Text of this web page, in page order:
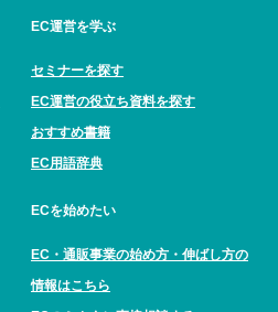
EC運営を学ぶ
セミナーを探す
EC運営の役立ち資料を探す
おすすめ書籍
EC用語辞典
ECを始めたい
EC・通販事業の始め方・伸ばし方の
情報はこちら